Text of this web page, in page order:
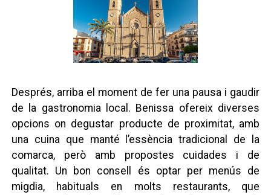
Després, arriba el moment de fer una pausa i gaudir
de la gastronomia local. Benissa ofereix diverses
opcions on degustar producte de proximitat, amb
una cuina que manté l’essència tradicional de la
comarca, però amb propostes cuidades i de
qualitat. Un bon consell és optar per menús de
migdia, habituals en molts restaurants, que